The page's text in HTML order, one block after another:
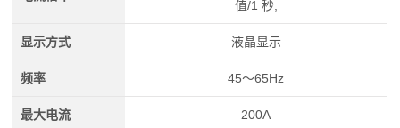
值/1 秒;
显示方式 液晶显示
频率 45～65Hz
最大电流 200A